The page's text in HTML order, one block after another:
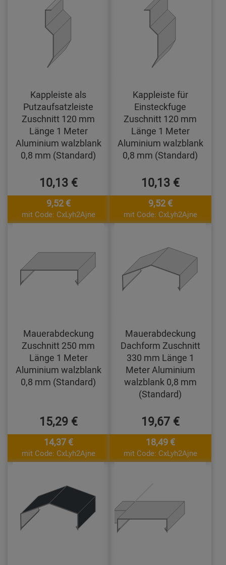
Kappleiste als
Putzaufsatzleiste
Zuschnitt 120 mm
Länge 1 Meter
Aluminium walzblank
0,8 mm (Standard)
10,13 €
9,52 €
mit Code: CxLyh2Ajne
Kappleiste für
Einsteckfuge
Zuschnitt 120 mm
Länge 1 Meter
Aluminium walzblank
0,8 mm (Standard)
10,13 €
9,52 €
mit Code: CxLyh2Ajne
Mauerabdeckung
Zuschnitt 250 mm
Länge 1 Meter
Aluminium walzblank
0,8 mm (Standard)
15,29 €
14,37 €
mit Code: CxLyh2Ajne
Mauerabdeckung
Dachform Zuschnitt
330 mm Länge 1
Meter Aluminium
walzblank 0,8 mm
(Standard)
19,67 €
18,49 €
mit Code: CxLyh2Ajne